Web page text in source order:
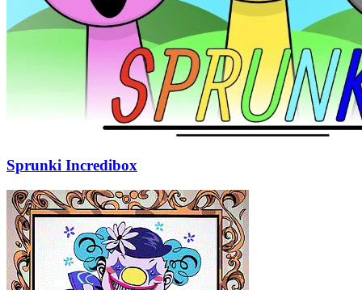
Sprunki Incredibox